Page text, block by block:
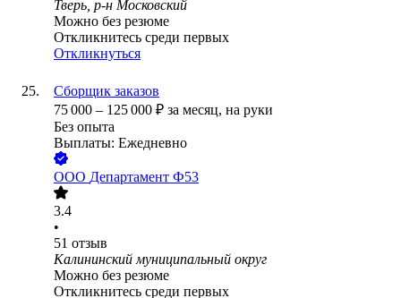
Тверь, р-н Московский
Можно без резюме
Откликнитесь среди первых
Откликнуться
Сборщик заказов
75 000 – 125 000 ₽ за месяц, на руки
Без опыта
Выплаты: Ежедневно
ООО Департамент Ф53
3.4
•
51 отзыв
Калининский муниципальный округ
Можно без резюме
Откликнитесь среди первых